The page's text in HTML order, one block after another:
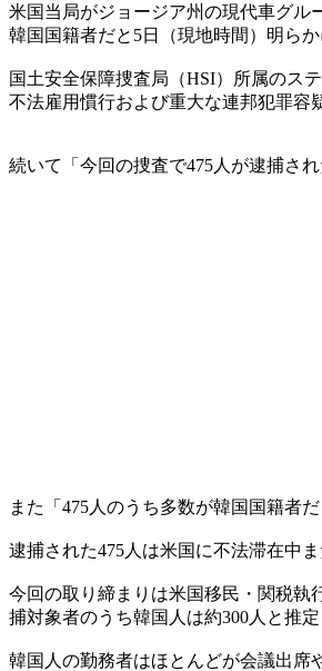
米国当局がジョージア州の現代車グル
韓国国籍者だと5日（現地時間）明らか
国土安全保障捜査局（HSI）所属のス
不法雇用慣行および重大な連邦犯罪容
続いて「今回の捜査で475人が逮捕さ
また「475人のうち多数が韓国国籍者
逮捕された475人は米国に不法滞在中
今回の取り締まりは米国移民・関税執
捕対象者のうち韓国人は約300人と推定
韓国人の勤務者はほとんどが会議出席